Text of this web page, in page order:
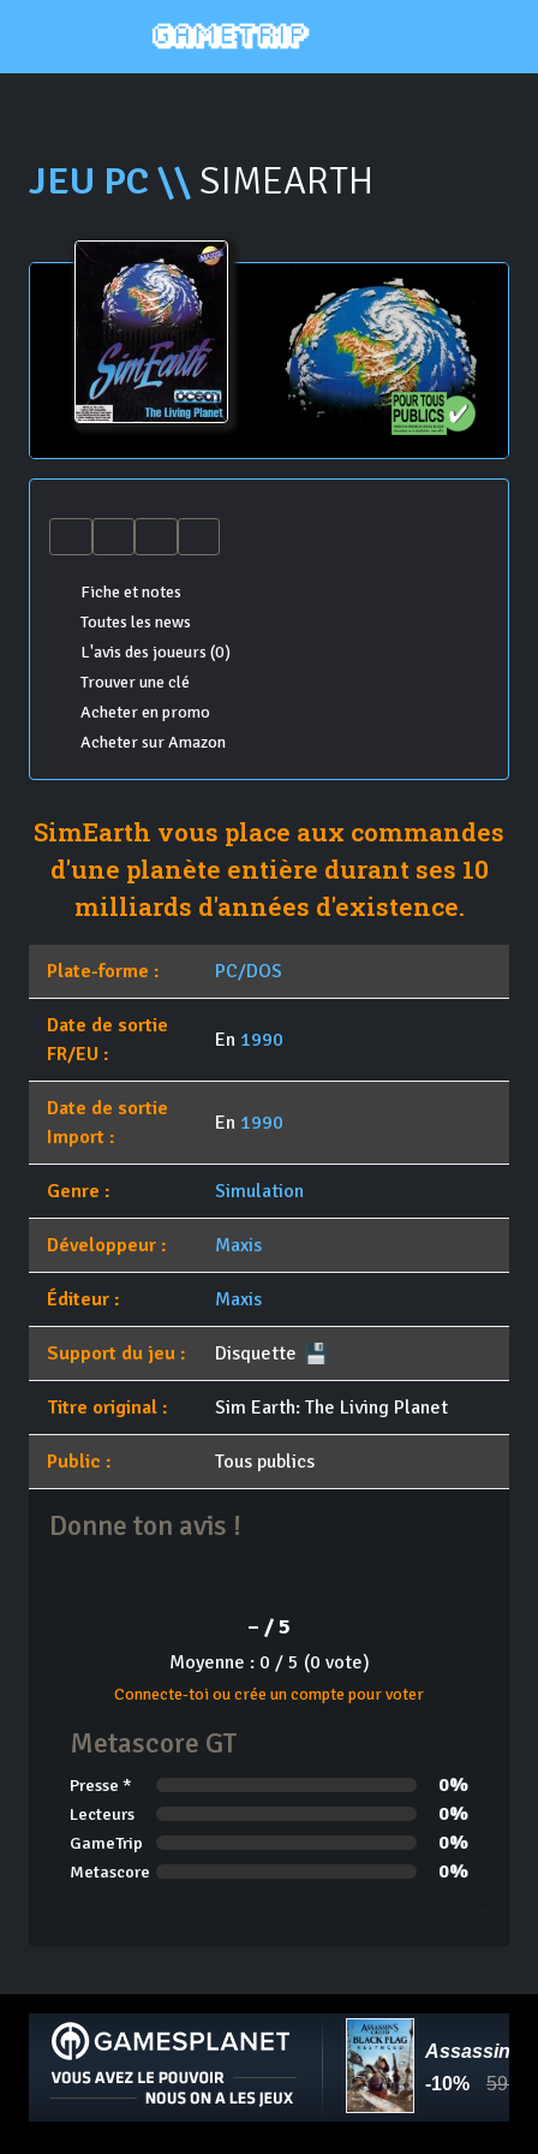
JEU PC \\ SIMEARTH
Fiche et notes
Toutes les news
L'avis des joueurs (0)
Trouver une clé
Acheter en promo
Acheter sur Amazon
SimEarth vous place aux commandes
d'une planète entière durant ses 10
milliards d'années d'existence.
Plate-forme : PC/DOS
Date de sortie
FR/EU :
En 1990
Date de sortie
Import :
En 1990
Genre : Simulation
Développeur : Maxis
Éditeur : Maxis
Support du jeu : Disquette
Titre original : Sim Earth: The Living Planet
Public : Tous publics
Donne ton avis !
– / 5
Moyenne : 0 / 5 (0 vote)
Connecte-toi ou crée un compte pour voter
Metascore GT
Presse * 0%
Lecteurs 0%
GameTrip 0%
Metascore 0%